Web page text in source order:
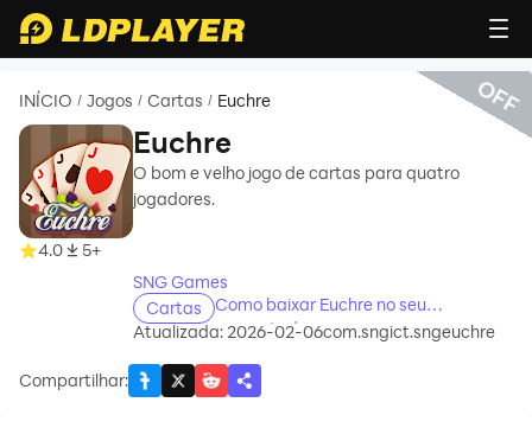
INÍCIO / Jogos / Cartas / Euchre
4.0 5+
Euchre
O bom e velho jogo de cartas para quatro
jogadores.
recommend
SNG Games
Cartas
Como baixar Euchre no seu
computador
Atualizada: 2026-02-06com.sngict.sngeuchre
Compartilhar:
OFF